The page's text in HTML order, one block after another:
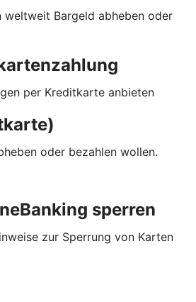
Bargeld abheben oder
per Kreditkarte anbieten
oder bezahlen wollen.
sperren
zur Sperrung von Karten